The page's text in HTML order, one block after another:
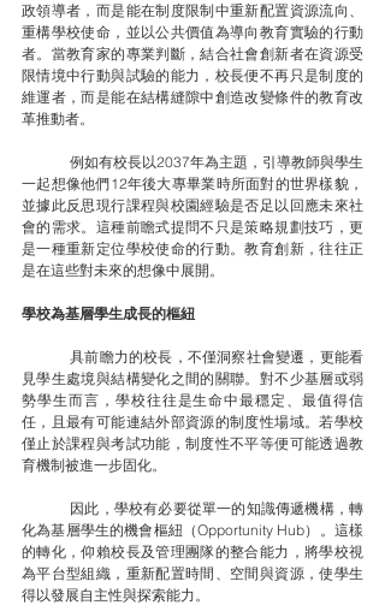
政領導者，而是能在制度限制中重新配置資源流向、
重構學校使命，並以公共價值為導向教育實驗的行動
者。當教育家的專業判斷，結合社會創新者在資源受
限情境中行動與試驗的能力，校長便不再只是制度的
維運者，而是能在結構縫隙中創造改變條件的教育改
革推動者。
一起想像他們12年後大專畢業時所面對的世界樣貌，
並據此反思現行課程與校園經驗是否足以回應未來社
會的需求。這種前瞻式提問不只是策略規劃技巧，更
是一種重新定位學校使命的行動。教育創新，往往正
是在這些對未來的想像中展開。
學校為基層學生成長的樞紐
	具前瞻力的校長，不僅洞察社會變遷，更能看
見學生處境與結構變化之間的關聯。對不少基層或弱
勢學生而言，學校往往是生命中最穩定、最值得信
任，且最有可能連結外部資源的制度性場域。若學校
僅止於課程與考試功能，制度性不平等便可能透過教
育機制被進一步固化。
化為基層學生的機會樞紐（Opportunity Hub）。這樣
的轉化，仰賴校長及管理團隊的整合能力，將學校視
為平台型組織，重新配置時間、空間與資源，使學生
得以發展自主性與探索能力。